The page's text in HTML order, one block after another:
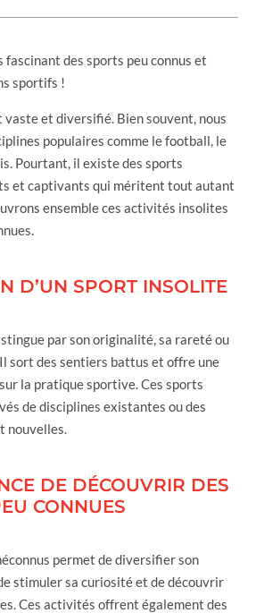
fascinant des sports peu connus et
sportifs !
vaste et diversifié. Bien souvent, nous
populaires comme le football, le
Pourtant, il existe des sports
et captivants qui méritent tout autant
ensemble ces activités insolites
D’UN SPORT INSOLITE
par son originalité, sa rareté ou
sort des sentiers battus et offre une
la pratique sportive. Ces sports
de disciplines existantes ou des
nouvelles.
DE DÉCOUVRIR DES
CONNUES
permet de diversifier son
stimuler sa curiosité et de découvrir
Ces activités offrent également des